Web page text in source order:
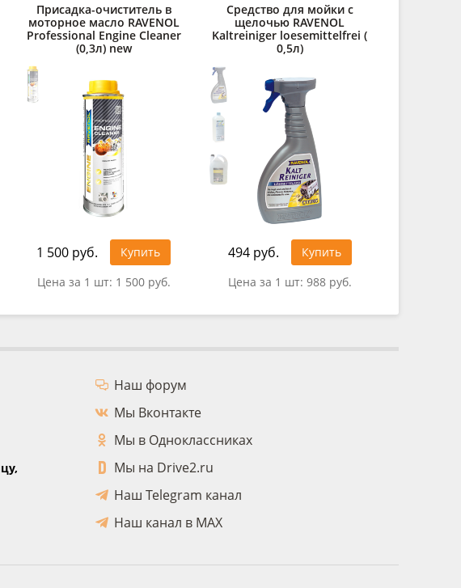
Присадка-очиститель в
моторное масло RAVENOL
Professional Engine Cleaner
(0,3л) new
1 500 руб.
Купить
Цена за 1 шт: 1 500 руб.
Средство для мойки с
щелочью RAVENOL
Kaltreiniger loesemittelfrei (
0,5л)
494 руб.
Купить
Цена за 1 шт: 988 руб.
Наш форум
Мы Вконтакте
Мы в Одноклассниках
Мы на Drive2.ru
Наш Telegram канал
Наш канал в MAX